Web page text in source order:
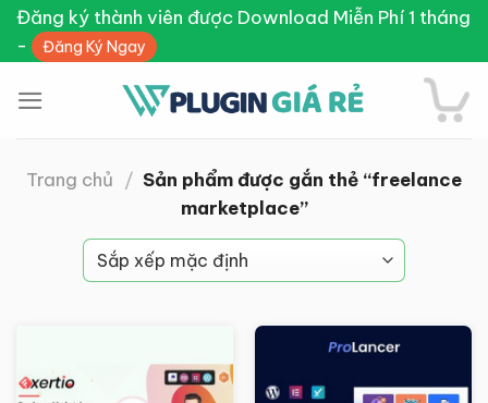
Skip
content
Đăng ký thành viên được Download Miễn Phí 1 tháng
-
Đăng Ký Ngay
Trang chủ / Sản phẩm được gắn thẻ “freelance
marketplace”